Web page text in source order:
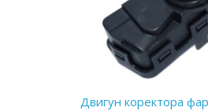
Двигун коректора